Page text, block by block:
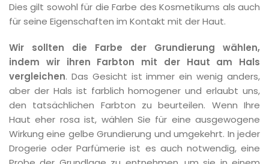
Dies gilt sowohl für die Farbe des Kosmetikums als auch
für seine Eigenschaften im Kontakt mit der Haut.
Wir sollten die Farbe der Grundierung wählen,
indem wir ihren Farbton mit der Haut am Hals
vergleichen. Das Gesicht ist immer ein wenig anders,
aber der Hals ist farblich homogener und erlaubt uns,
den tatsächlichen Farbton zu beurteilen. Wenn Ihre
Haut eher rosa ist, wählen Sie für eine ausgewogene
Wirkung eine gelbe Grundierung und umgekehrt. In jeder
Drogerie oder Parfümerie ist es auch notwendig, eine